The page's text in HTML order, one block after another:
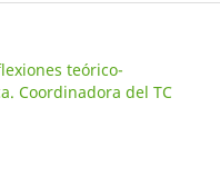
teórico-
Coordinadora del TC